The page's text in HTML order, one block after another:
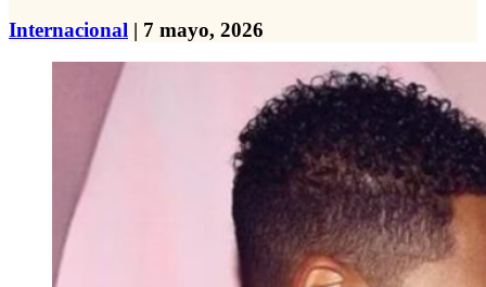
Internacional | 7 mayo, 2026